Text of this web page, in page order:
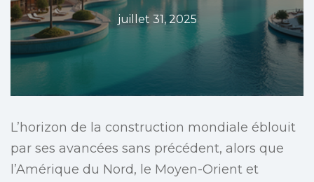
juillet 31, 2025
L’horizon de la construction mondiale éblouit
par ses avancées sans précédent, alors que
l’Amérique du Nord, le Moyen-Orient et